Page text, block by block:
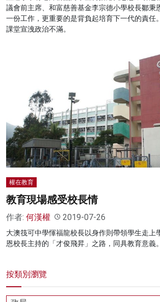
議會前主席、和富慈善基金李宗德小學校長鄒秉
一份工作，更重要的是背負起培育下一代的責任
課堂宣洩政治不滿。
權在教育
教育現場感受校長情
作者: 何漢權 2019-07-26
大澳筏可中學惲福龍校長以身作則帶領學生走上
恩校長主持的「才俊飛昇」之路，同具教育意義。
按類別瀏覽